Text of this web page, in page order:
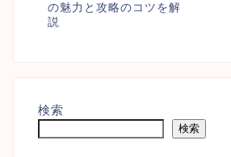
の魅力と攻略のコツを解
説
検索
検索